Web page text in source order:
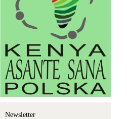
Newsletter